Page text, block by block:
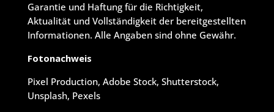
Garantie und Haftung für die Richtigkeit,
Aktualität und Vollständigkeit der bereitgestellten
Informationen. Alle Angaben sind ohne Gewähr.
Fotonachweis
Pixel Production, Adobe Stock, Shutterstock,
Unsplash, Pexels